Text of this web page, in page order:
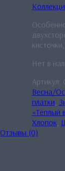
Нет в
Артикул:
Весна/
платки
«Тёплый
Хлопок
Отзывы (0)